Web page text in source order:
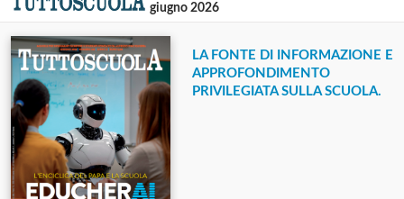
giugno 2026
LA FONTE DI INFORMAZIONE E
APPROFONDIMENTO
PRIVILEGIATA SULLA SCUOLA.